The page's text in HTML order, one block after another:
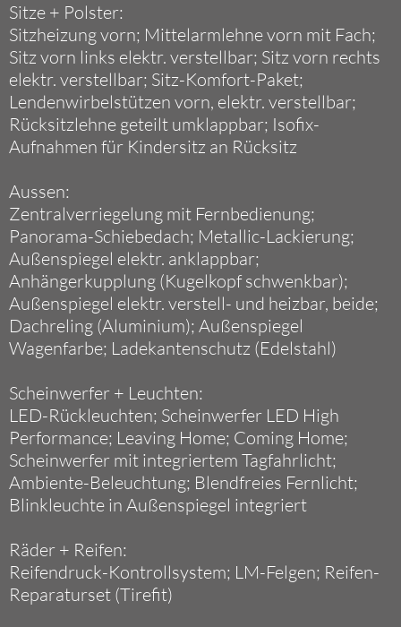
Sitze + Polster:
Sitzheizung vorn; Mittelarmlehne vorn mit Fach;
Sitz vorn links elektr. verstellbar; Sitz vorn rechts
elektr. verstellbar; Sitz-Komfort-Paket;
Lendenwirbelstützen vorn, elektr. verstellbar;
Rücksitzlehne geteilt umklappbar; Isofix-
Aufnahmen für Kindersitz an Rücksitz
Aussen:
Zentralverriegelung mit Fernbedienung;
Panorama-Schiebedach; Metallic-Lackierung;
Außenspiegel elektr. anklappbar;
Anhängerkupplung (Kugelkopf schwenkbar);
Außenspiegel elektr. verstell- und heizbar, beide;
Dachreling (Aluminium); Außenspiegel
Wagenfarbe; Ladekantenschutz (Edelstahl)
Scheinwerfer + Leuchten:
LED-Rückleuchten; Scheinwerfer LED High
Performance; Leaving Home; Coming Home;
Scheinwerfer mit integriertem Tagfahrlicht;
Ambiente-Beleuchtung; Blendfreies Fernlicht;
Blinkleuchte in Außenspiegel integriert
Räder + Reifen:
Reifendruck-Kontrollsystem; LM-Felgen; Reifen-
Reparaturset (Tirefit)